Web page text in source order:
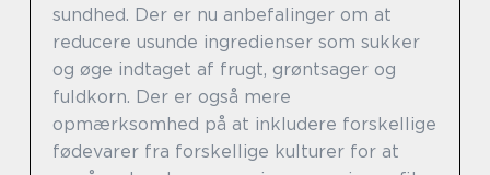
sundhed. Der er nu anbefalinger om at
reducere usunde ingredienser som sukker
og øge indtaget af frugt, grøntsager og
fuldkorn. Der er også mere
opmærksomhed på at inkludere forskellige
fødevarer fra forskellige kulturer for at